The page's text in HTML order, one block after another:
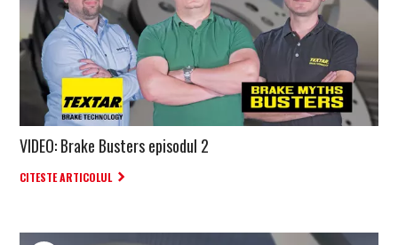
VIDEO: Brake Busters episodul 2
CITESTE ARTICOLUL